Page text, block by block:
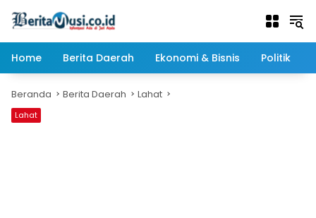
Home
Berita Daerah Ekonomi & Bisnis Politik
Beranda Berita Daerah Lahat
Lahat